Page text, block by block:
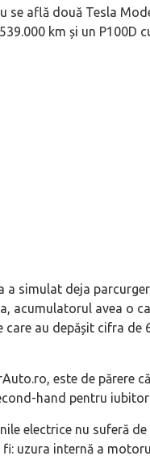
se află două Tesla
km și un P100D
a simulat deja
acumulatorul avea o
au depășit cifra
este de părere că
hand pentru
electrice nu suferă
uzura internă a